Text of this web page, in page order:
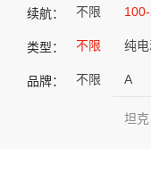
续航： 不限
类型： 不限 纯
品牌： 不限 A
坦克